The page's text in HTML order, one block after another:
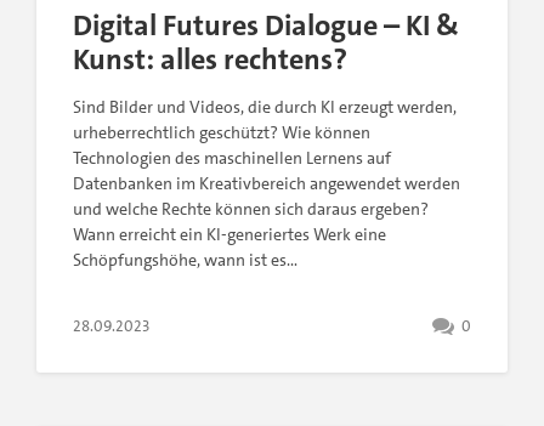
Digital Futures Dialogue – KI &
Kunst: alles rechtens?
Sind Bilder und Videos, die durch KI erzeugt werden,
urheberrechtlich geschützt? Wie können
Technologien des maschinellen Lernens auf
Datenbanken im Kreativbereich angewendet werden
und welche Rechte können sich daraus ergeben?
Wann erreicht ein KI-generiertes Werk eine
Schöpfungshöhe, wann ist es…
28.09.2023 0